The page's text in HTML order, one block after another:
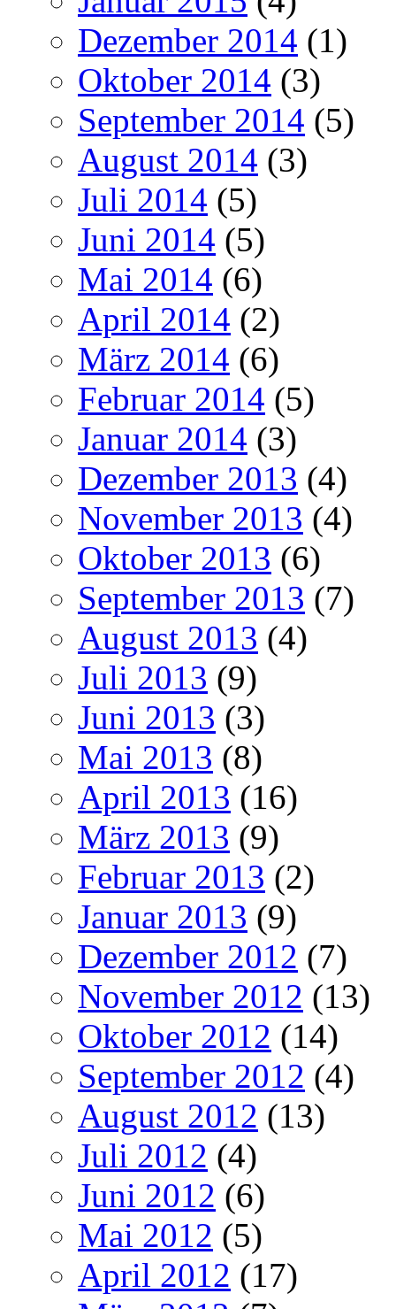
Dezember 2014 (1)
Oktober 2014 (3)
September 2014 (5)
August 2014 (3)
Juli 2014 (5)
Juni 2014 (5)
Mai 2014 (6)
April 2014 (2)
März 2014 (6)
Februar 2014 (5)
Januar 2014 (3)
Dezember 2013 (4)
November 2013 (4)
Oktober 2013 (6)
September 2013 (7)
August 2013 (4)
Juli 2013 (9)
Juni 2013 (3)
Mai 2013 (8)
April 2013 (16)
März 2013 (9)
Februar 2013 (2)
Januar 2013 (9)
Dezember 2012 (7)
November 2012 (13)
Oktober 2012 (14)
September 2012 (4)
August 2012 (13)
Juli 2012 (4)
Juni 2012 (6)
Mai 2012 (5)
April 2012 (17)